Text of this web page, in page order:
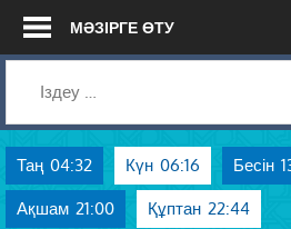
Skip
МӘЗІРГЕ ӨТУ
Таң 04:32 Күн 06:16 Бесін
Ақшам 21:00 Құптан 22:44